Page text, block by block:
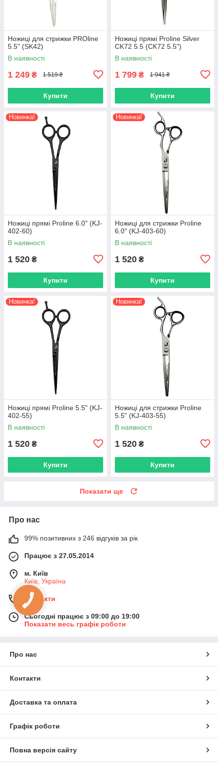
Ножиці для стрижки PROline
5.5" (SK42)
В наявності
1 249 ₴ 1 519 ₴
Купити
Ножиці прямі Proline Silver
CK72 5.5 (CK72 5.5")
В наявності
1 799 ₴ 1 941 ₴
Купити
Новинка!
Ножиці прямі Proline 6.0" (KJ-
402-60)
В наявності
1 520 ₴
Купити
Новинка!
Ножиці для стрижки Proline
6.0" (KJ-403-60)
В наявності
1 520 ₴
Купити
Новинка!
Ножиці прямі Proline 5.5" (KJ-
402-55)
В наявності
1 520 ₴
Купити
Новинка!
Ножиці для стрижки Proline
5.5" (KJ-403-55)
В наявності
1 520 ₴
Купити
Показати ще
Про нас
99% позитивних з 246 відгуків за рік
Працює з 27.05.2014
м. Київ
Київ, Україна
Контакти
Сьогодні працює з 09:00 до 19:00
Показати весь графік роботи
Про нас
Контакти
Доставка та оплата
Графік роботи
Повна версія сайту